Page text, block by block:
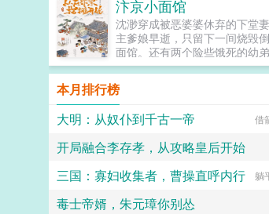
汴京小面馆
沈渺穿成被恶婆婆休弃的下堂
主爹娘早逝，只留下一间烧毁
面馆。还有两个险些饿死的幼
妹。人人皆道她可怜命苦。前
更是想看她笑话。而上辈子祖孙
都是厨子的...
本月排行榜
大明：从奴仆到千古一帝
借
开局融合李存孝，从攻略皇后开始
愤怒的
三国：寡妇收集者，曹操直呼内行 躺
毒士帝婿，朱元璋你别怂